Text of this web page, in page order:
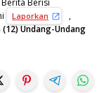
Berisi
Laporkan
,
(12) Undang-Undang